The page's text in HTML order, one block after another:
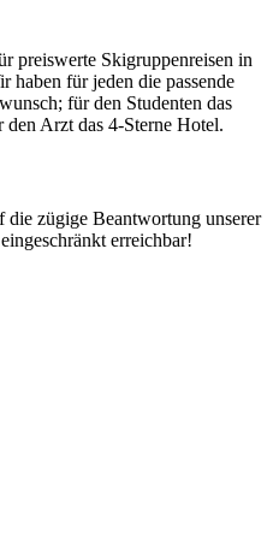
preiswerte Skigruppenreisen in
haben für jeden die passende
für den Studenten das
Arzt das 4-Sterne Hotel.
zügige Beantwortung unserer
erreichbar!